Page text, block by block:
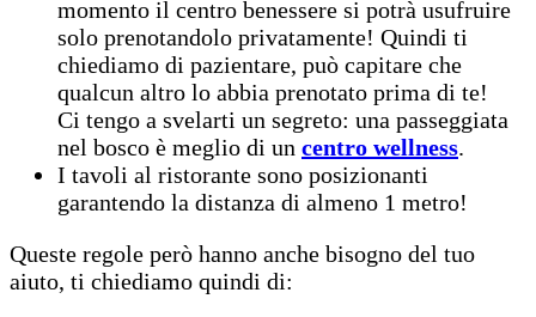
momento il centro benessere si potrà usufruire
solo prenotandolo privatamente! Quindi ti
chiediamo di pazientare, può capitare che
qualcun altro lo abbia prenotato prima di te!
Ci tengo a svelarti un segreto: una passeggiata
nel bosco è meglio di un centro wellness.
I tavoli al ristorante sono posizionanti
garantendo la distanza di almeno 1 metro!
Queste regole però hanno anche bisogno del tuo
aiuto, ti chiediamo quindi di: